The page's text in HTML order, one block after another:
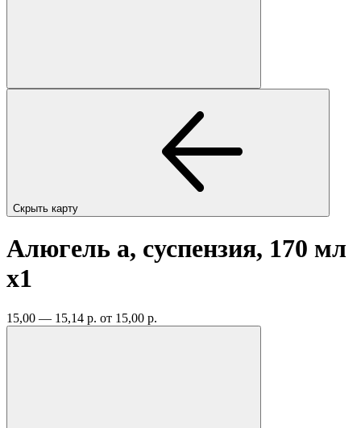
Скрыть карту
Алюгель а, суспензия, 170 мл
x1
15,00 — 15,14 р. от 15,00 р.